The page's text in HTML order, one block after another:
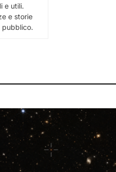
e utili.
e storie
pubblico.